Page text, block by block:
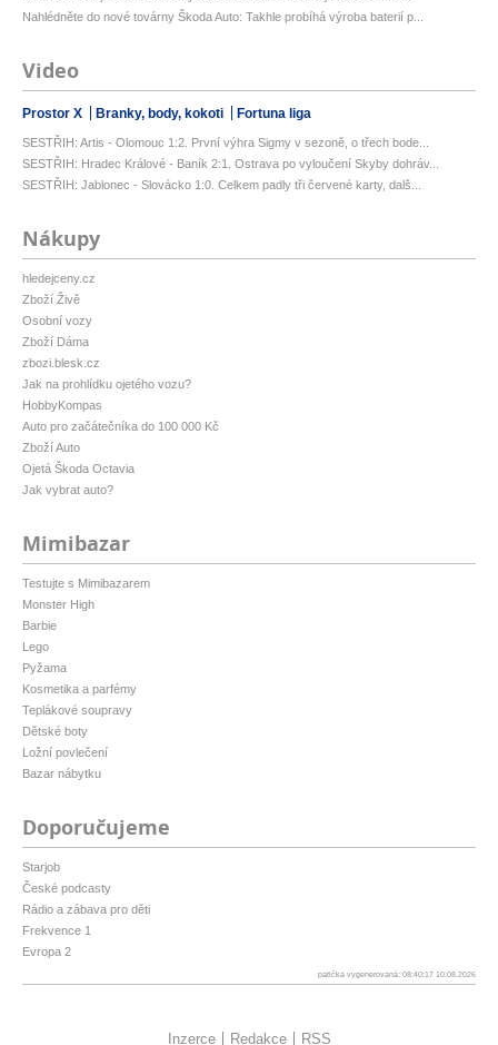
Nahlédněte do nové továrny Škoda Auto: Takhle probíhá výroba baterií p...
Video
Prostor X Branky, body, kokoti Fortuna liga
SESTŘIH: Artis - Olomouc 1:2. První výhra Sigmy v sezoně, o třech bode...
SESTŘIH: Hradec Králové - Baník 2:1. Ostrava po vyloučení Skyby dohráv...
SESTŘIH: Jablonec - Slovácko 1:0. Celkem padly tři červené karty, dalš...
Nákupy
hledejceny.cz
Zboží Živě
Osobní vozy
Zboží Dáma
zbozi.blesk.cz
Jak na prohlídku ojetého vozu?
HobbyKompas
Auto pro začátečníka do 100 000 Kč
Zboží Auto
Ojetá Škoda Octavia
Jak vybrat auto?
Mimibazar
Testujte s Mimibazarem
Monster High
Barbie
Lego
Pyžama
Kosmetika a parfémy
Teplákové soupravy
Dětské boty
Ložní povlečení
Bazar nábytku
Doporučujeme
Starjob
České podcasty
Rádio a zábava pro děti
Frekvence 1
Evropa 2
patička vygenerovaná: 08:40:17 10.08.2026
Inzerce Redakce RSS